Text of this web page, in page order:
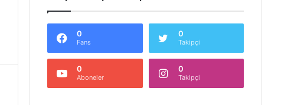
0
Fans
0
Takipçi
0
Aboneler
0
Takipçi